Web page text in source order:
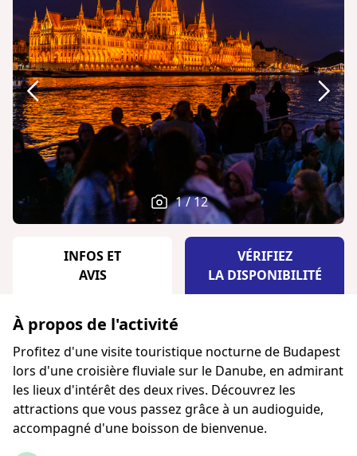
1 / 12
INFOS ET
AVIS
VÉRIFIEZ
LA DISPONIBILITÉ
À propos de l'activité
Profitez d'une visite touristique nocturne de Budapest
lors d'une croisière fluviale sur le Danube, en admirant
les lieux d'intérêt des deux rives. Découvrez les
attractions que vous passez grâce à un audioguide,
accompagné d'une boisson de bienvenue.